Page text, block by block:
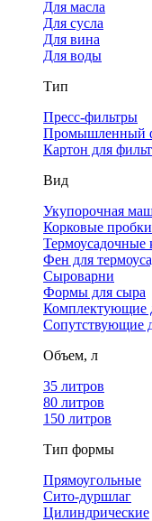
Для масла
Для сусла
Для вина
Для воды
Тип
Пресс-фильтры
Промышленный
Картон для
Вид
Укупорочная
Корковые
Термоусадочные
Фен для
Сыроварни
Формы для сыра
Комплектующие
Сопутствующие
Объем, л
35 литров
80 литров
150 литров
Тип формы
Прямоугольные
Сито-дуршлаг
Цилиндрические